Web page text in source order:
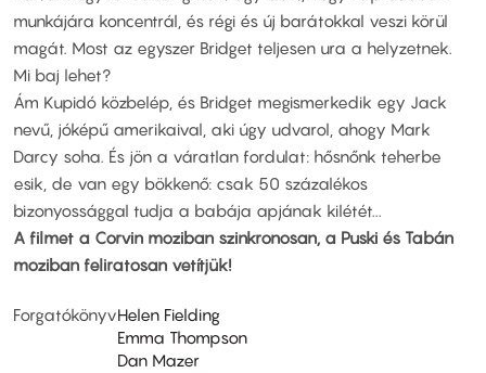
munkájára koncentrál, és régi és új barátokkal veszi körül
magát. Most az egyszer Bridget teljesen ura a helyzetnek.
Mi baj lehet?
Ám Kupidó közbelép, és Bridget megismerkedik egy Jack
nevű, jóképű amerikaival, aki úgy udvarol, ahogy Mark
Darcy soha. És jön a váratlan fordulat: hősnőnk teherbe
esik, de van egy bökkenő: csak 50 százalékos
bizonyossággal tudja a babája apjának kilétét...
A filmet a Corvin moziban szinkronosan, a Puski és Tabán
moziban feliratosan vetítjük!
ForgatókönyvHelen Fielding
Emma Thompson
Dan Mazer